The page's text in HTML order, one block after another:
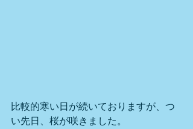
比較的寒い日が続いておりますが、つ
い先日、桜が咲きました。